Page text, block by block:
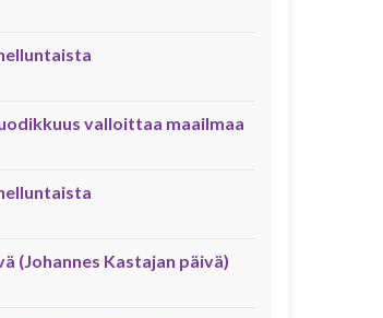
valloittaa maailmaa
(Johannes Kastajan päivä)